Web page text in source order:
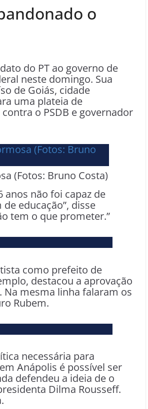
o
do PT ao governo de
neste domingo. Sua
de Goiás, cidade
uma plateia de
o PSDB e governador
(Fotos: Bruno Costa)
anos não foi capaz de
educação”, disse
tem o que prometer.”
como prefeito de
destacou a aprovação
mesma linha falaram os
Rubem.
necessária para
Anápolis é possível ser
defendeu a ideia de o
Dilma Rousseff.